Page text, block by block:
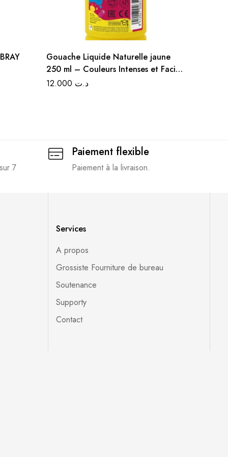
Gouache Liquide Naturelle jaune
250 ml – Couleurs Intenses et Facile
à Mélanger
د.ت
7
Paiement flexible
Paiement à la livraison.
Services
A propos
Grossiste Fourniture de bureau
Soutenance
Supporty
Contact